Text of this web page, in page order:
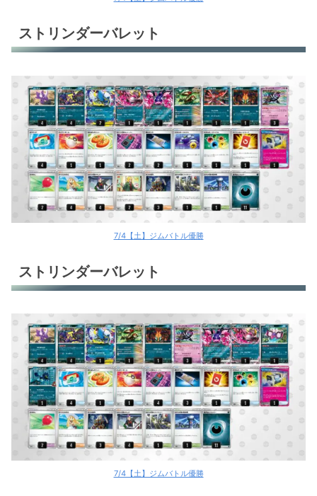
ストリンダーバレット
7/4【土】ジムバトル優勝
ストリンダーバレット
7/4【土】ジムバトル優勝